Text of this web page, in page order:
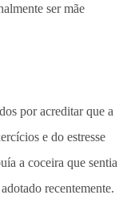
ser mãe
por acreditar que a
e do estresse
a coceira que sentia
recentemente.